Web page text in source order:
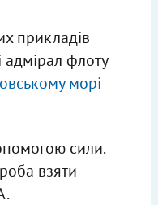
прикладів
флоту
морі
сили.
взяти